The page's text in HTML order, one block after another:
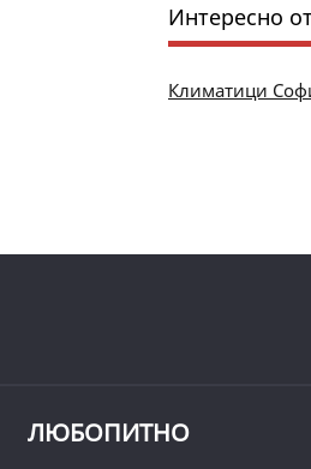
Интересно
Климатици
ЛЮБОПИТНО